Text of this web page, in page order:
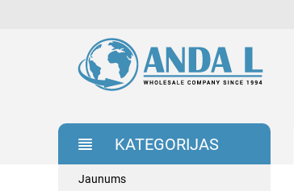
KATEGORIJAS
Jaunums